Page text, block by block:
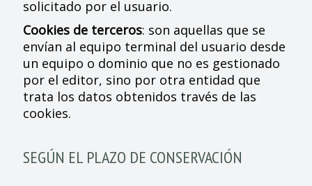
solicitado por el usuario.
Cookies de terceros: son aquellas que se
envían al equipo terminal del usuario desde
un equipo o dominio que no es gestionado
por el editor, sino por otra entidad que
trata los datos obtenidos través de las
cookies.
SEGÚN EL PLAZO DE CONSERVACIÓN